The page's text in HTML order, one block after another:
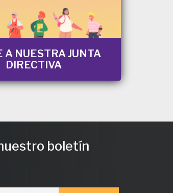
A NUESTRA JUNTA
DIRECTIVA
boletín